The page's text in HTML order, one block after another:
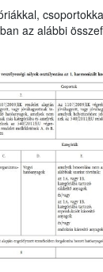
az alábbi